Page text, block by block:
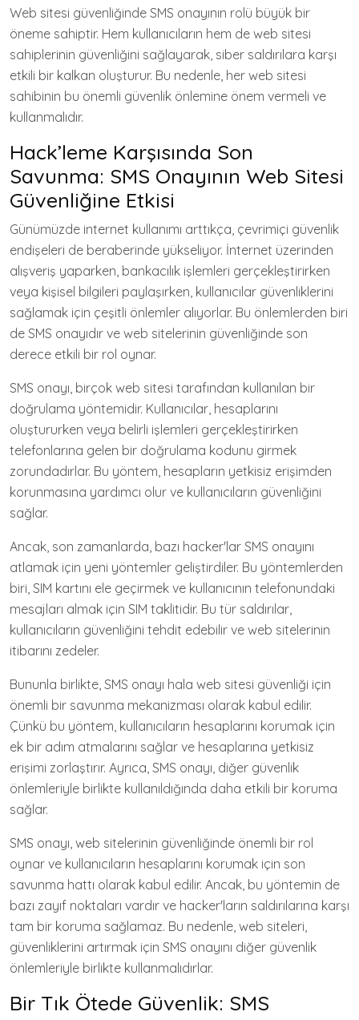
Web sitesi güvenliğinde SMS onayının rolü büyük bir
öneme sahiptir. Hem kullanıcıların hem de web sitesi
sahiplerinin güvenliğini sağlayarak, siber saldırılara karşı
etkili bir kalkan oluşturur. Bu nedenle, her web sitesi
sahibinin bu önemli güvenlik önlemine önem vermeli ve
kullanmalıdır.
Hack’leme Karşısında Son
Savunma: SMS Onayının Web Sitesi
Güvenliğine Etkisi
Günümüzde internet kullanımı arttıkça, çevrimiçi güvenlik
endişeleri de beraberinde yükseliyor. İnternet üzerinden
alışveriş yaparken, bankacılık işlemleri gerçekleştirirken
veya kişisel bilgileri paylaşırken, kullanıcılar güvenliklerini
sağlamak için çeşitli önlemler alıyorlar. Bu önlemlerden biri
de SMS onayıdır ve web sitelerinin güvenliğinde son
derece etkili bir rol oynar.
SMS onayı, birçok web sitesi tarafından kullanılan bir
doğrulama yöntemidir. Kullanıcılar, hesaplarını
oluştururken veya belirli işlemleri gerçekleştirirken
telefonlarına gelen bir doğrulama kodunu girmek
zorundadırlar. Bu yöntem, hesapların yetkisiz erişimden
korunmasına yardımcı olur ve kullanıcıların güvenliğini
sağlar.
Ancak, son zamanlarda, bazı hacker'lar SMS onayını
atlamak için yeni yöntemler geliştirdiler. Bu yöntemlerden
biri, SIM kartını ele geçirmek ve kullanıcının telefonundaki
mesajları almak için SIM taklitidir. Bu tür saldırılar,
kullanıcıların güvenliğini tehdit edebilir ve web sitelerinin
itibarını zedeler.
Bununla birlikte, SMS onayı hala web sitesi güvenliği için
önemli bir savunma mekanizması olarak kabul edilir.
Çünkü bu yöntem, kullanıcıların hesaplarını korumak için
ek bir adım atmalarını sağlar ve hesaplarına yetkisiz
erişimi zorlaştırır. Ayrıca, SMS onayı, diğer güvenlik
önlemleriyle birlikte kullanıldığında daha etkili bir koruma
sağlar.
SMS onayı, web sitelerinin güvenliğinde önemli bir rol
oynar ve kullanıcıların hesaplarını korumak için son
savunma hattı olarak kabul edilir. Ancak, bu yöntemin de
bazı zayıf noktaları vardır ve hacker'ların saldırılarına karşı
tam bir koruma sağlamaz. Bu nedenle, web siteleri,
güvenliklerini artırmak için SMS onayını diğer güvenlik
önlemleriyle birlikte kullanmalıdırlar.
Bir Tık Ötede Güvenlik: SMS